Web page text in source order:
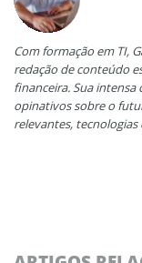
Com formação em TI,
redação de conteúdo
financeira. Sua intensa
opinativos sobre o
relevantes,